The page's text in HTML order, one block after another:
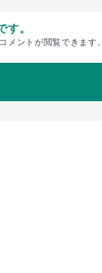
す。
メントが閲覧できます。